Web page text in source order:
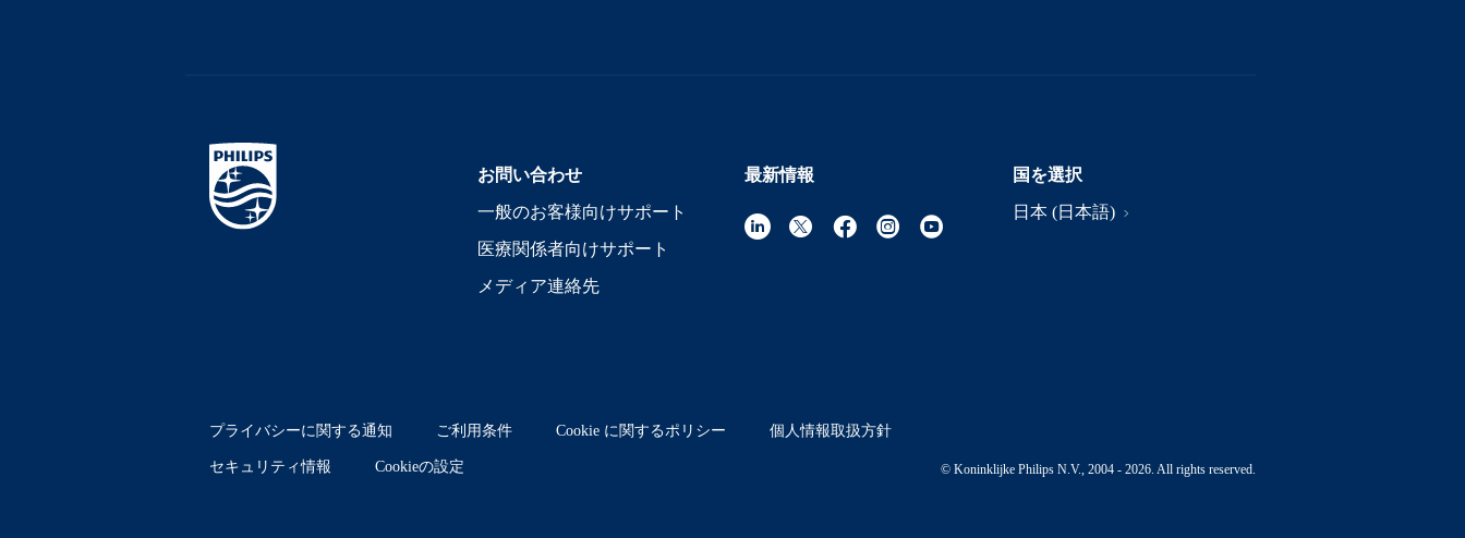
お問い合わせ
一般のお客様向けサポート
医療関係者向けサポート
メディア連絡先
最新情報
国を選択
日本 (日本語)
プライバシーに関する通知 ご利用条件 Cookie に関するポリシー 個人情報取扱方針
セキュリティ情報 Cookieの設定 © Koninklijke Philips N.V., 2004 - 2026. All rights reserved.